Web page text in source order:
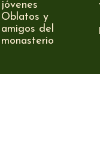
jóvenes
Oblatos y
amigos del
monasterio